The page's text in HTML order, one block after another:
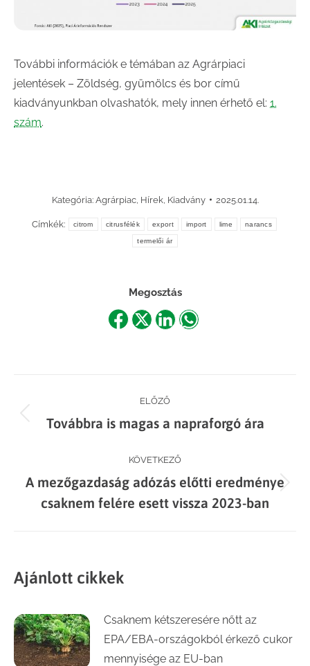
További információk e témában az Agrárpiaci
jelentések – Zöldség, gyümölcs és bor című
kiadványunkban olvashatók, mely innen érhető el: 1.
szám.
Kategória: Agrárpiac, Hírek, Kiadvány 2025.01.14.
Címkék: citrom citrusfélék export import lime narancs
termelői ár
Megosztás
ShareShareShareShare
navigation
ELŐZŐ
Previous
Továbbra is magas a napraforgó ára
KÖVETKEZŐ
Next
post:
A mezőgazdaság adózás előtti eredménye
csaknem felére esett vissza 2023-ban
Ajánlott cikkek
Csaknem kétszeresére nőtt az
EPA/EBA-országokból érkező cukor
mennyisége az EU-ban